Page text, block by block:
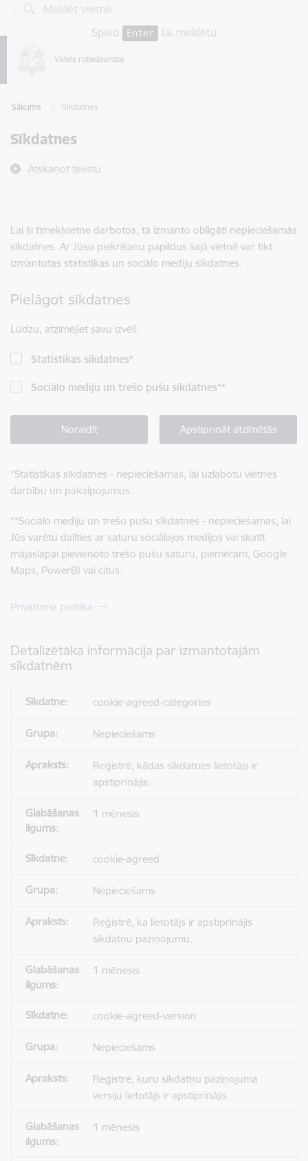
Pāriet uz lapas saturu
Spied
Enter lai meklētu
Sākums Sīkdatnes
Sīkdatnes
Atskaņot tekstu
Lai šī tīmekļvietne darbotos, tā izmanto obligāti nepieciešamās
sīkdatnes. Ar Jūsu piekrišanu papildus šajā vietnē var tikt
izmantotas statistikas un sociālo mediju sīkdatnes.
Pielāgot sīkdatnes
Lūdzu, atzīmējiet savu izvēli:
Statistikas sīkdatnes*
Sociālo mediju un trešo pušu sīkdatnes**
Noraidīt Apstiprināt atzīmētās
*Statistikas sīkdatnes - nepieciešamas, lai uzlabotu vietnes
darbību un pakalpojumus.
**Sociālo mediju un trešo pušu sīkdatnes - nepieciešamas, lai
Jūs varētu dalīties ar saturu sociālajos medijos vai skatīt
mājaslapai pievienoto trešo pušu saturu, piemēram, Google
Maps, PowerBI vai citus.
Privātuma politika
Detalizētāka informācija par izmantotajām
sīkdatnēm
cookie-agreed-categories
Nepieciešams
Reģistrē, kādas sīkdatnes lietotājs ir
apstiprinājis.
1 mēnesis
cookie-agreed
Nepieciešams
Reģistrē, ka lietotājs ir apstiprinājis
sīkdatņu paziņojumu.
1 mēnesis
cookie-agreed-version
Nepieciešams
Reģistrē, kuru sīkdatņu paziņojuma
versiju lietotājs ir apstiprinājis.
1 mēnesis